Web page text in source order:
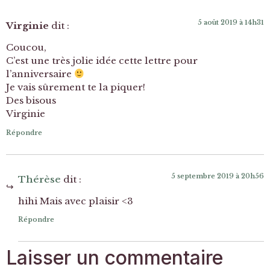
Virginie dit : 5 août 2019 à 14h31
Coucou,
C’est une très jolie idée cette lettre pour
l’anniversaire
Je vais sûrement te la piquer!
Des bisous
Virginie
Répondre
Thérèse dit : 5 septembre 2019 à 20h56
hihi Mais avec plaisir <3
Répondre
Laisser un commentaire